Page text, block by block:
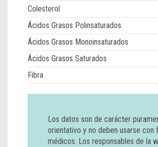
Colesterol
Ácidos Grasos Polinsaturados
Ácidos Grasos Monoinsaturados
Ácidos Grasos Saturados
Fibra
Los datos son de carácter
orientativo y no deben usarse con
médicos. Los responsables de la